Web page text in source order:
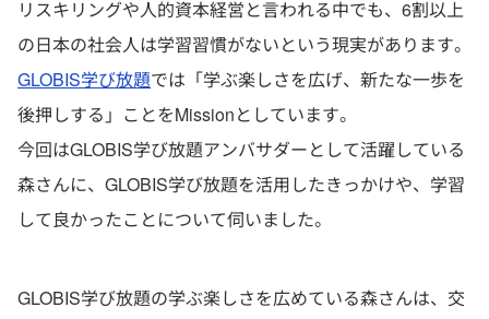
リスキリングや人的資本経営と言われる中でも、6割以上
の日本の社会人は学習習慣がないという現実があります。
GLOBIS学び放題では「学ぶ楽しさを広げ、新たな一歩を
後押しする」ことをMissionとしています。
今回はGLOBIS学び放題アンバサダーとして活躍している
森さんに、GLOBIS学び放題を活用したきっかけや、学習
して良かったことについて伺いました。
GLOBIS学び放題の学ぶ楽しさを広めている森さんは、交